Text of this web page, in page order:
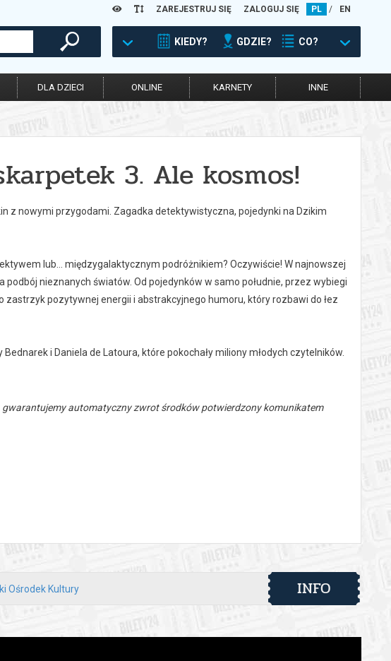
ZAREJESTRUJ SIĘ ZALOGUJ SIĘ PL / EN
KIEDY? GDZIE? CO?
DLA DZIECI ONLINE KARNETY INNE
3. Ale kosmos!
z nowymi przygodami. Zagadka detektywistyczna, pojedynki na Dzikim
lub… międzygalaktycznym podróżnikiem? Oczywiście! W najnowszej
nieznanych światów. Od pojedynków w samo południe, przez wybiegi
pozytywnej energii i abstrakcyjnego humoru, który rozbawi do łez
i Daniela de Latoura, które pokochały miliony młodych czytelników.
gwarantujemy automatyczny zwrot środków potwierdzony komunikatem
Ośrodek Kultury INFO